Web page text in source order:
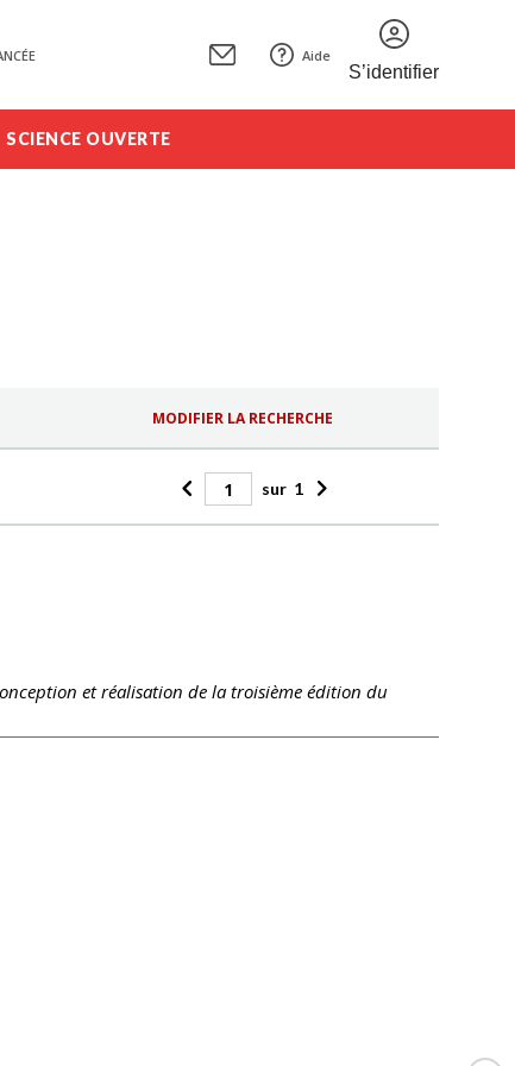
Aide
S’identifier
SCIENCE OUVERTE
MODIFIER LA RECHERCHE
sur 1
et réalisation de la troisième édition du